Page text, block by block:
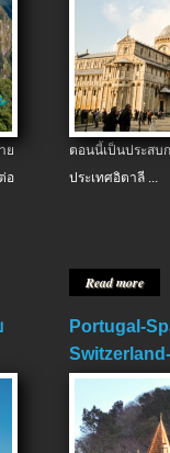
ย
อ
ตอนนี้เป็นประส
ประเทศอิตาลี ...
Read more
Portugal-